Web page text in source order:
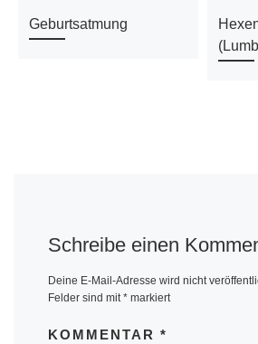
Geburtsatmung
Schreibe einen
Deine E-Mail-Adresse wird nicht
Felder sind mit*markiert
KOMMENTAR *